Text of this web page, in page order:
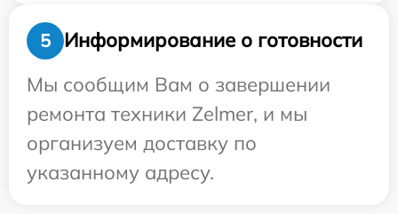
5
Информирование о готовности
Мы сообщим Вам о завершении
ремонта техники Zelmer, и мы
организуем доставку по
указанному адресу.